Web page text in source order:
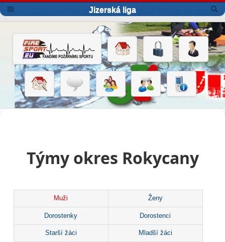
Jizerská liga
Týmy okres Rokycany
Muži Ženy
Dorostenky Dorostenci
Starší žáci Mladší žáci